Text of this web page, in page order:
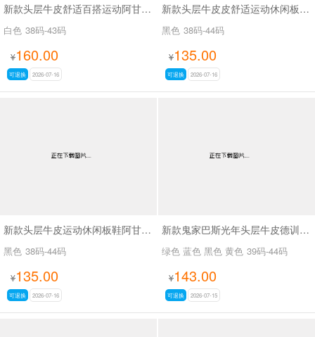
新款头层牛皮舒适百搭运动阿甘休闲鞋SA9811
白色 38码-43码
¥160.00
可退换 2026-07-16
新款头层牛皮皮舒适运动休闲板鞋阿甘鞋SA267
黑色 38码-44码
¥135.00
可退换 2026-07-16
新款头层牛皮运动休闲板鞋阿甘鞋SA271
黑色 38码-44码
¥135.00
可退换 2026-07-16
新款鬼家巴斯光年头层牛皮德训鞋男鞋SA716
绿色 蓝色 黑色 黄色 39码-44码
¥143.00
可退换 2026-07-15